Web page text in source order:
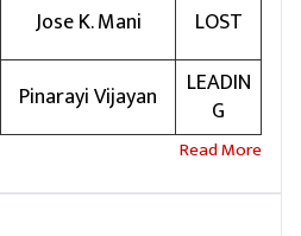
Jose K. Mani LOST
Pinarayi Vijayan
LEADIN
G